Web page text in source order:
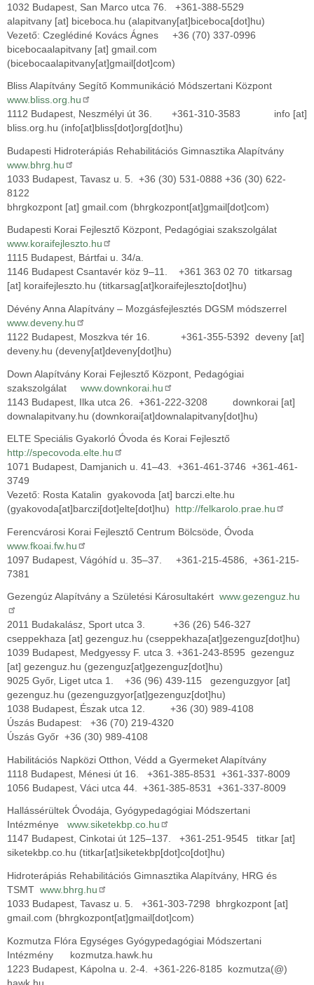
1032 Budapest, San Marco utca 76. +361-388-5529
alapitvany [at] biceboca.hu (alapitvany[at]biceboca[dot]hu)
Vezető: Czeglédiné Kovács Ágnes +36 (70) 337-0996
bicebocaalapitvany [at] gmail.com
(bicebocaalapitvany[at]gmail[dot]com)
Bliss Alapítvány Segítő Kommunikáció Módszertani Központ
www.bliss.org.hu
1112 Budapest, Neszmélyi út 36. +361-310-3583 info [at]
bliss.org.hu (info[at]bliss[dot]org[dot]hu)
Budapesti Hidroterápiás Rehabilitációs Gimnasztika Alapítvány
www.bhrg.hu
1033 Budapest, Tavasz u. 5. +36 (30) 531-0888 +36 (30) 622-
8122
bhrgkozpont [at] gmail.com (bhrgkozpont[at]gmail[dot]com)
Budapesti Korai Fejlesztő Központ, Pedagógiai szakszolgálat
www.koraifejleszto.hu
1115 Budapest, Bártfai u. 34/a.
1146 Budapest Csantavér köz 9–11. +361 363 02 70 titkarsag
[at] koraifejleszto.hu (titkarsag[at]koraifejleszto[dot]hu)
Dévény Anna Alapítvány – Mozgásfejlesztés DGSM módszerrel
www.deveny.hu
1122 Budapest, Moszkva tér 16. +361-355-5392 deveny [at]
deveny.hu (deveny[at]deveny[dot]hu)
Down Alapítvány Korai Fejlesztő Központ, Pedagógiai
szakszolgálat www.downkorai.hu
1143 Budapest, Ilka utca 26. +361-222-3208 downkorai [at]
downalapitvany.hu (downkorai[at]downalapitvany[dot]hu)
ELTE Speciális Gyakorló Óvoda és Korai Fejlesztő
http://specovoda.elte.hu
1071 Budapest, Damjanich u. 41–43. +361-461-3746 +361-461-
3749
Vezető: Rosta Katalin gyakovoda [at] barczi.elte.hu
(gyakovoda[at]barczi[dot]elte[dot]hu)
http://felkarolo.prae.hu
Ferencvárosi Korai Fejlesztő Centrum Bölcsöde, Óvoda
www.fkoai.fw.hu
1097 Budapest, Vágóhíd u. 35–37. +361-215-4586, +361-215-
7381
Gezengúz Alapítvány a Születési Károsultakért www.gezenguz.hu
2011 Budakalász, Sport utca 3. +36 (26) 546-327
cseppekhaza [at] gezenguz.hu (cseppekhaza[at]gezenguz[dot]hu)
1039 Budapest, Medgyessy F. utca 3. +361-243-8595 gezenguz
[at] gezenguz.hu (gezenguz[at]gezenguz[dot]hu)
9025 Győr, Liget utca 1. +36 (96) 439-115 gezenguzgyor [at]
gezenguz.hu (gezenguzgyor[at]gezenguz[dot]hu)
1038 Budapest, Észak utca 12. +36 (30) 989-4108
Úszás Budapest: +36 (70) 219-4320
Úszás Győr +36 (30) 989-4108
Habilitációs Napközi Otthon, Védd a Gyermeket Alapítvány
1118 Budapest, Ménesi út 16. +361-385-8531 +361-337-8009
1056 Budapest, Váci utca 44. +361-385-8531 +361-337-8009
Hallássérültek Óvodája, Gyógypedagógiai Módszertani
Intézménye www.siketekbp.co.hu
1147 Budapest, Cinkotai út 125–137. +361-251-9545 titkar [at]
siketekbp.co.hu (titkar[at]siketekbp[dot]co[dot]hu)
Hidroterápiás Rehabilitációs Gimnasztika Alapítvány, HRG és
TSMT www.bhrg.hu
1033 Budapest, Tavasz u. 5. +361-303-7298 bhrgkozpont [at]
gmail.com (bhrgkozpont[at]gmail[dot]com)
Kozmutza Flóra Egységes Gyógypedagógiai Módszertani
Intézmény kozmutza.hawk.hu
1223 Budapest, Kápolna u. 2-4. +361-226-8185 kozmutza(@)
hawk.hu